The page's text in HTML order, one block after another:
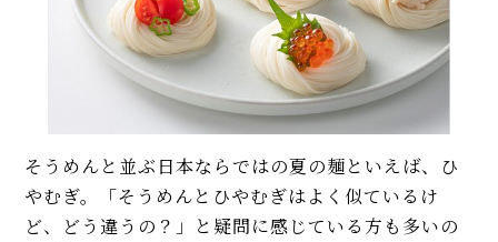
そうめんと並ぶ日本ならではの夏の麺といえば、ひ
やむぎ。「そうめんとひやむぎはよく似ているけ
ど、どう違うの？」と疑問に感じている方も多いの